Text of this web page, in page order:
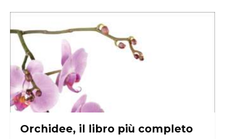
Orchidee, il libro più completo